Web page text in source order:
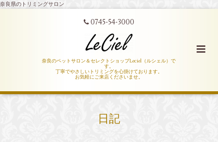
奈良県のトリミングサロン
0745-54-3000
奈良のペットサロン＆セレクトショップLeciel（ルシェル）で
す。
丁寧でやさしいトリミングを心掛けております。
お気軽にご来店くださいませ。
日記